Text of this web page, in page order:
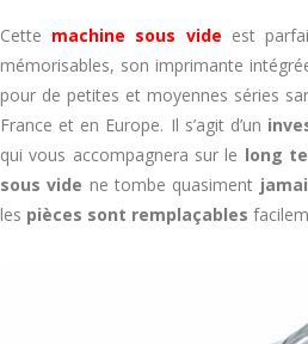
Cette machine sous vide est
mémorisables, son imprimante
pour de petites et moyennes séries
France et en Europe. Il s’agit d’un
qui vous accompagnera sur le long
sous vide ne tombe quasiment
les pièces sont remplaçables